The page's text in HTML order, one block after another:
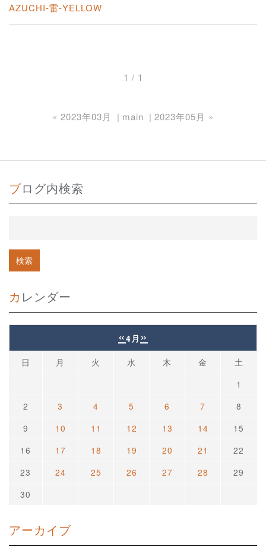
AZUCHI-雷-YELLOW
1 / 1
« 2023年03月 main 2023年05月 »
ブログ内検索
カレンダー
«4月 »
日 月 火 水 木 金
土
1
2
3 4 5 6 7
8
9
10 11 12 13 14
15
16
17 18 19 20 21
22
23
24 25 26 27 28
29
30
アーカイブ